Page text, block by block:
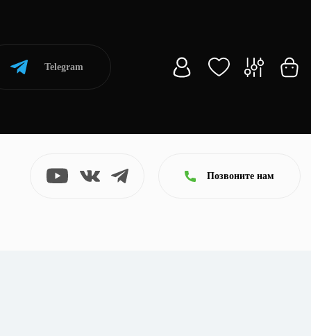
Telegram
Позвоните нам